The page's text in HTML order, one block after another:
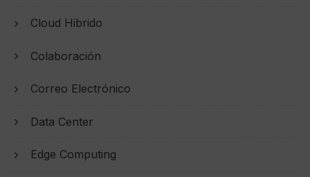
Cloud Hibrido
Colaboración
Correo Electrónico
Data Center
Edge Computing